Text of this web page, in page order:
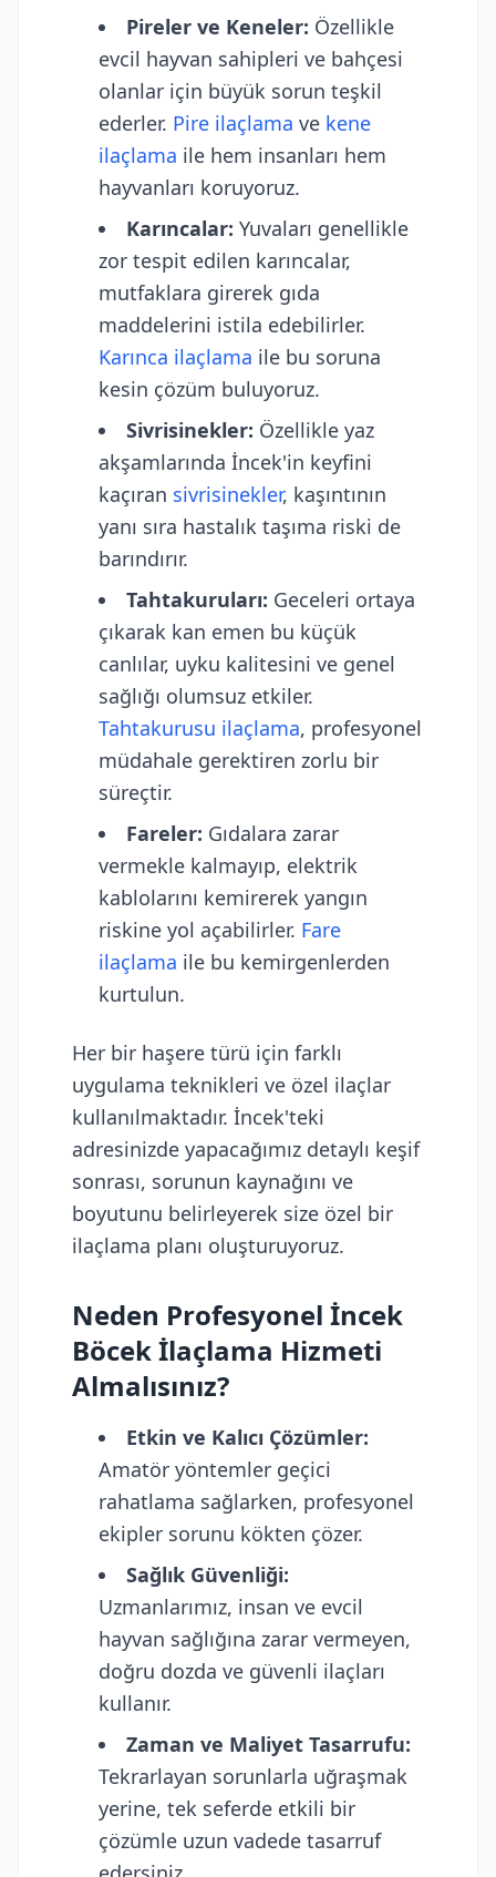
Pireler ve Keneler: Özellikle
evcil hayvan sahipleri ve bahçesi
olanlar için büyük sorun teşkil
ederler. Pire ilaçlama ve kene
ilaçlama ile hem insanları hem
hayvanları koruyoruz.
Karıncalar: Yuvaları genellikle
zor tespit edilen karıncalar,
mutfaklara girerek gıda
maddelerini istila edebilirler.
Karınca ilaçlama ile bu soruna
kesin çözüm buluyoruz.
Sivrisinekler: Özellikle yaz
akşamlarında İncek'in keyfini
kaçıran sivrisinekler, kaşıntının
yanı sıra hastalık taşıma riski de
barındırır.
Tahtakuruları: Geceleri ortaya
çıkarak kan emen bu küçük
canlılar, uyku kalitesini ve genel
sağlığı olumsuz etkiler.
Tahtakurusu ilaçlama, profesyonel
müdahale gerektiren zorlu bir
süreçtir.
Fareler: Gıdalara zarar
vermekle kalmayıp, elektrik
kablolarını kemirerek yangın
riskine yol açabilirler. Fare
ilaçlama ile bu kemirgenlerden
kurtulun.
Her bir haşere türü için farklı
uygulama teknikleri ve özel ilaçlar
kullanılmaktadır. İncek'teki
adresinizde yapacağımız detaylı keşif
sonrası, sorunun kaynağını ve
boyutunu belirleyerek size özel bir
ilaçlama planı oluşturuyoruz.
Neden Profesyonel İncek
Böcek İlaçlama Hizmeti
Almalısınız?
Etkin ve Kalıcı Çözümler:
Amatör yöntemler geçici
rahatlama sağlarken, profesyonel
ekipler sorunu kökten çözer.
Sağlık Güvenliği:
Uzmanlarımız, insan ve evcil
hayvan sağlığına zarar vermeyen,
doğru dozda ve güvenli ilaçları
kullanır.
Zaman ve Maliyet Tasarrufu:
Tekrarlayan sorunlarla uğraşmak
yerine, tek seferde etkili bir
çözümle uzun vadede tasarruf